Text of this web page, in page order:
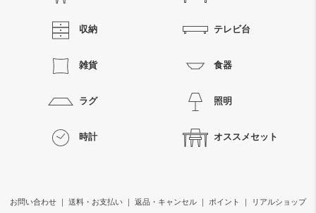
収納 テレビ台
雑貨 食器
ラグ 照明
時計 オススメセット
お問い合わせ ｜ 送料・お支払い ｜ 返品・キャンセル ｜ ポイント ｜ リアルショップ